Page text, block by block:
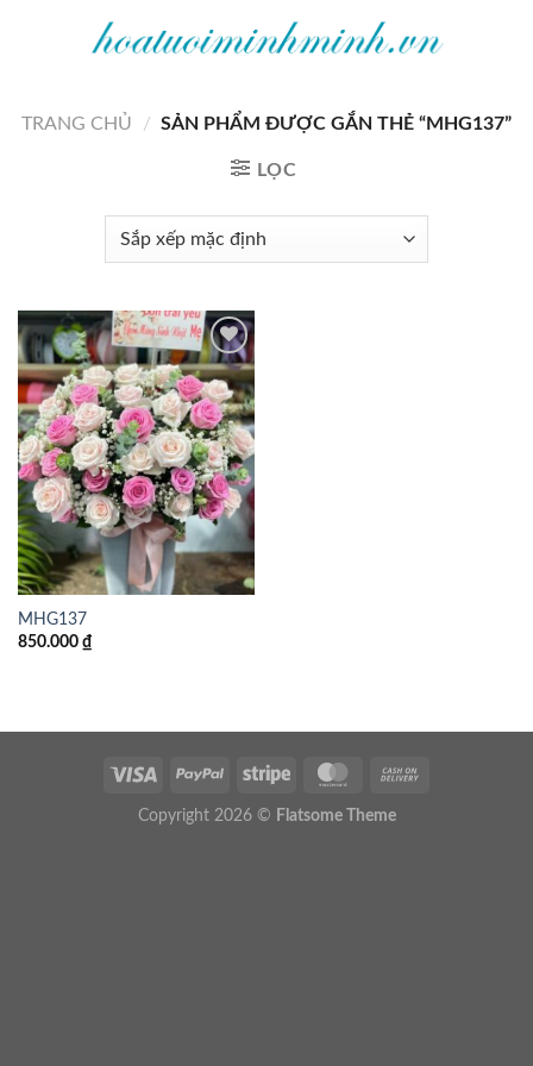
TRANG CHỦ
/ SẢN PHẨM ĐƯỢC GẮN THẺ “MHG137”
LỌC
Add to
wishlist
MHG137
850.000 ₫
Copyright 2026 © Flatsome Theme